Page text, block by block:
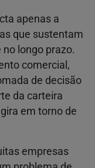
apenas a
que sustentam
longo prazo.
comercial,
de decisão
da carteira
em torno de
empresas